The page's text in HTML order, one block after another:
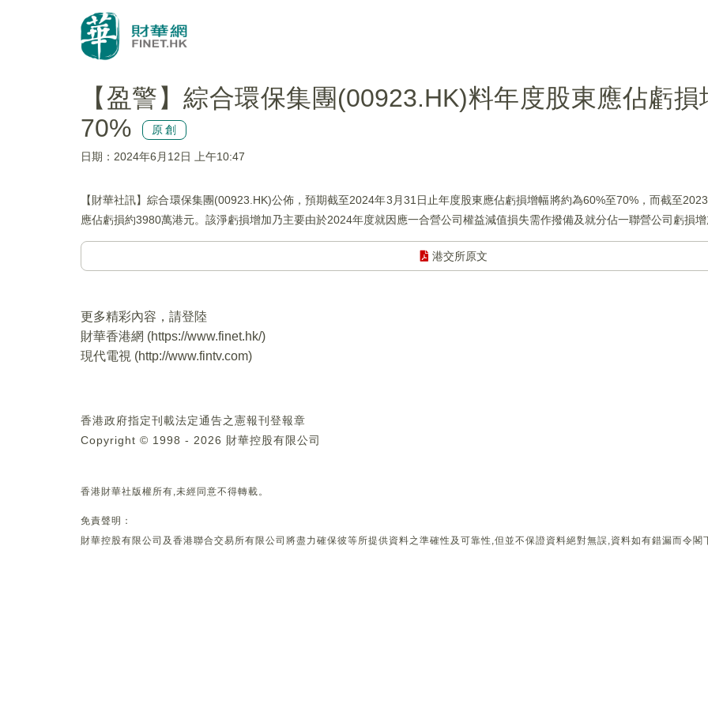
【盈警】綜合環保集團(00923.HK)料年度股東應佔虧
70%
原創
日期：2024年6月12日 上午10:47
【財華社訊】綜合環保集團(00923.HK)公佈，預期截至2024年3月31日止年度股東應佔虧損增幅將約為60%至70%，而截至
應佔虧損約3980萬港元。該淨虧損增加乃主要由於2024年度就因應一合營公司權益減值損失需作撥備及就分佔一聯營公司虧損增
港交所原文
更多精彩內容，請登陸
財華香港網 (https://www.finet.hk/)
現代電視 (http://www.fintv.com)
香港政府指定刊載法定通告之憲報刊登報章
Copyright © 1998 - 2026 財華控股有限公司
香港財華社版權所有,未經同意不得轉載。
免責聲明：
財華控股有限公司及香港聯合交易所有限公司將盡力確保彼等所提供資料之準確性及可靠性,但並不保證資料絕對無誤,資料如有錯漏而令閣